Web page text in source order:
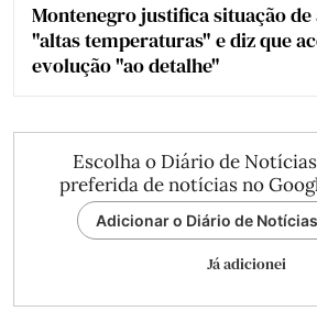
Montenegro justifica situação
"altas temperaturas" e diz que
evolução "ao detalhe"
Escolha o Diário de
preferida de notícias no
Adicionar o Diário de
Já adicionei